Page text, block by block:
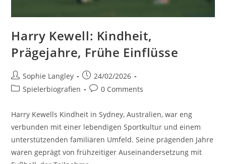
Harry Kewell: Kindheit,
Prägejahre, Frühe Einflüsse
Post
author:
Sophie Langley
Post
published:
24/02/2026
PostSpielerbiografien
Post0 Comments
Harry Kewells Kindheit in Sydney, Australien, war eng
verbunden mit einer lebendigen Sportkultur und einem
unterstützenden familiären Umfeld. Seine prägenden Jahre
waren geprägt von frühzeitiger Auseinandersetzung mit